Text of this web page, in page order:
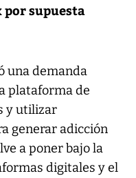
por supuesta
una demanda
plataforma de
y utilizar
generar adicción
a poner bajo la
digitales y el